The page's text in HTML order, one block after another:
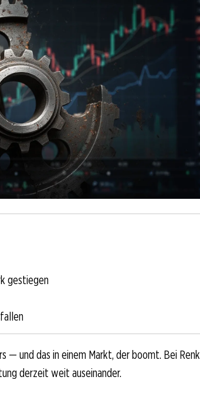
gestiegen
— und das in einem Markt, der boomt. Bei Renk
derzeit weit auseinander.